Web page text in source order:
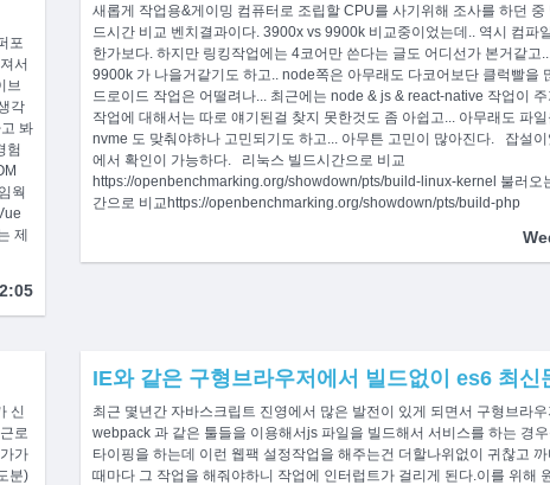
포
서
브
각
봐
험
웍
제
새롭게 작업용&게이밍 컴퓨터로 조립할 CPU를 사기위해 조사를 하던
드시간 비교 벤치결과이다. 3900x vs 9900k 비교중이었는데.. 역시 컴파
한가보다. 하지만 링킹작업에는 4코어만 쓴다는 글도 어디선가 본거같고
9900k 가 나을거같기도 하고.. node쪽은 아무래도 다코어보단 클럭빨을
드로이드 작업은 어떨려나... 최근에는 node & js & react-native 작업이
작업에 대해서는 따로 얘기된걸 찾지 못한것도 좀 아쉽고... 아무래도 파
nvme 도 맞춰야하나 고민되기도 하고... 아무튼 고민이 많아진다. 잡설
에서 확인이 가능하다. 리눅스 빌드시간으로 비교
https://openbenchmarking.org/showdown/pts/build-linux-kernel 불러오
간으로 비교https://openbenchmarking.org/showdown/pts/build-php
신
로
가
분)
IE와 같은 구형브라우저에서 빌드없이 es6 최신
최근 몇년간 자바스크립트 진영에서 많은 발전이 있게 되면서 구형브라
webpack 과 같은 툴들을 이용해서js 파일을 빌드해서 서비스를 하는 경
타이핑을 하는데 이런 웹팩 설정작업을 해주는건 더할나위없이 귀찮고
때마다 그 작업을 해줘야하니 작업에 인터럽트가 걸리게 된다.이를 위해